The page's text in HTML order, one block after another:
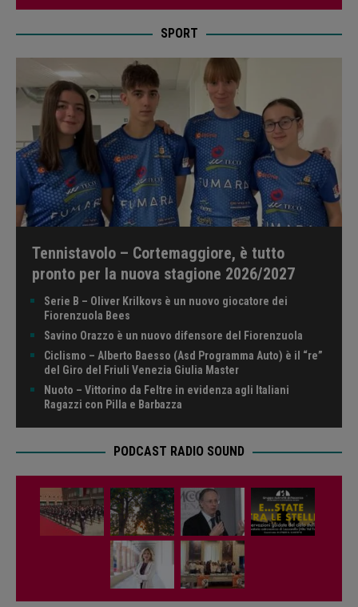
SPORT
Tennistavolo – Cortemaggiore, è tutto
pronto per la nuova stagione 2026/2027
Serie B – Oliver Krilkovs è un nuovo giocatore dei
Fiorenzuola Bees
Savino Orazzo è un nuovo difensore del Fiorenzuola
Ciclismo – Alberto Baesso (Asd Programma Auto) è il “re”
del Giro del Friuli Venezia Giulia Master
Nuoto – Vittorino da Feltre in evidenza agli Italiani
Ragazzi con Pilla e Barbazza
PODCAST RADIO SOUND